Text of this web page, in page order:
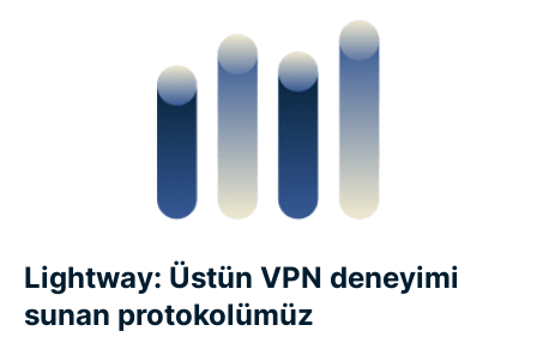
Lightway: Üstün VPN deneyimi
sunan protokolümüz